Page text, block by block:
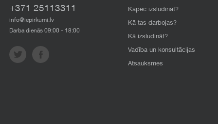
+371 25113311
info@iepirkumi.lv
Darba dienās 09:00 - 18:00
Kāpēc izsludināt?
Kā tas darbojas?
Kā izsludināt?
Vadība un konsultācijas
Atsauksmes